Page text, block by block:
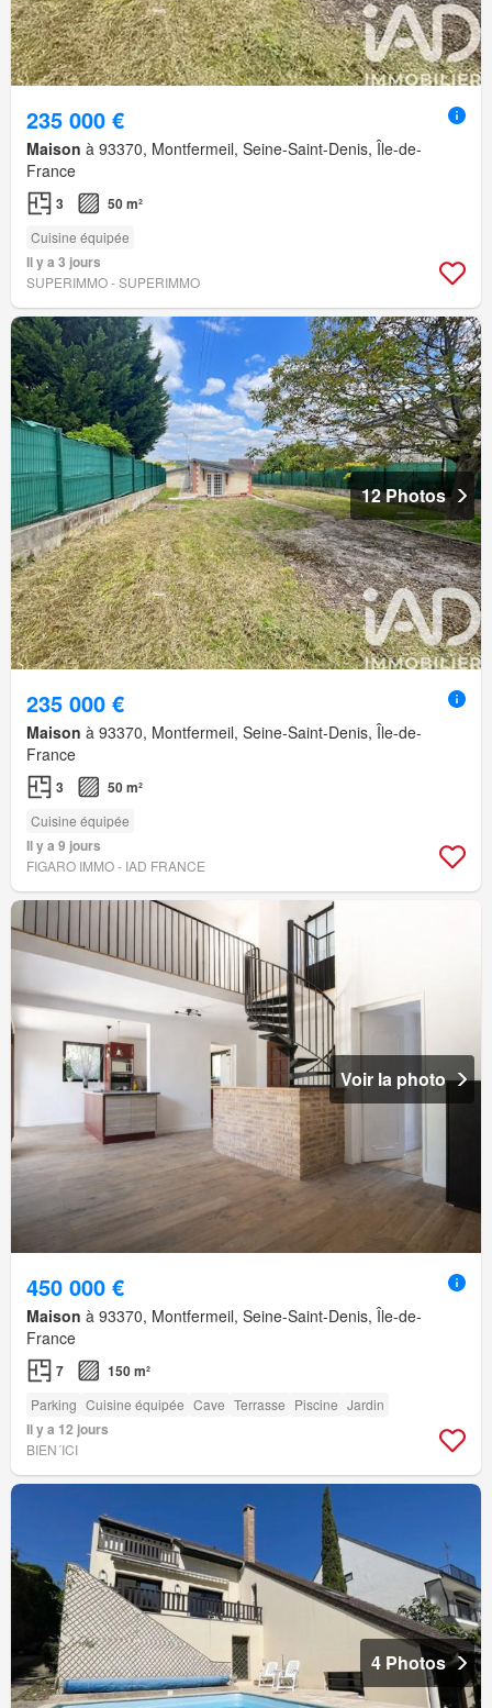
235 000 €
Maison à 93370, Montfermeil, Seine-Saint-Denis, Île-de-
France
3 50 m²
Cuisine équipée
Il y a 3 jours
SUPERIMMO - SUPERIMMO
12 Photos
235 000 €
Maison à 93370, Montfermeil, Seine-Saint-Denis, Île-de-
France
3 50 m²
Cuisine équipée
Il y a 9 jours
FIGARO IMMO - IAD FRANCE
Voir la photo
450 000 €
Maison à 93370, Montfermeil, Seine-Saint-Denis, Île-de-
France
7 150 m²
Parking Cuisine équipée Cave Terrasse Piscine Jardin
Il y a 12 jours
BIEN´ICI
4 Photos